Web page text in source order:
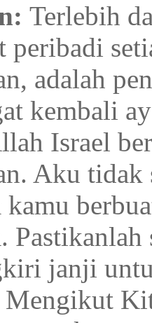
Terlebih
peribadi
adalah
kembali
Israel
Aku tidak
kamu
janji
Mengikut